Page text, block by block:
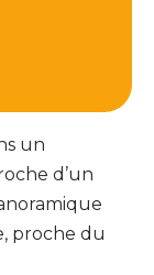
un
d’un
proche du